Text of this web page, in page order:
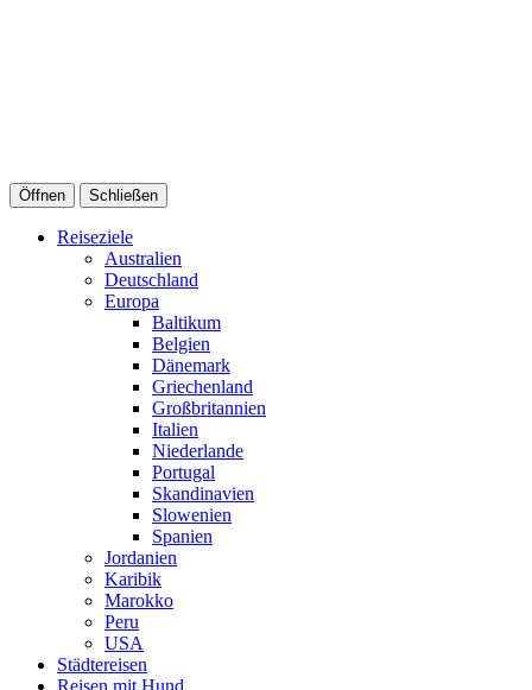
Öffnen Schließen
Reiseziele
Australien
Deutschland
Europa
Baltikum
Belgien
Dänemark
Griechenland
Großbritannien
Italien
Niederlande
Portugal
Skandinavien
Slowenien
Spanien
Jordanien
Karibik
Marokko
Peru
USA
Städtereisen
Reisen mit Hund